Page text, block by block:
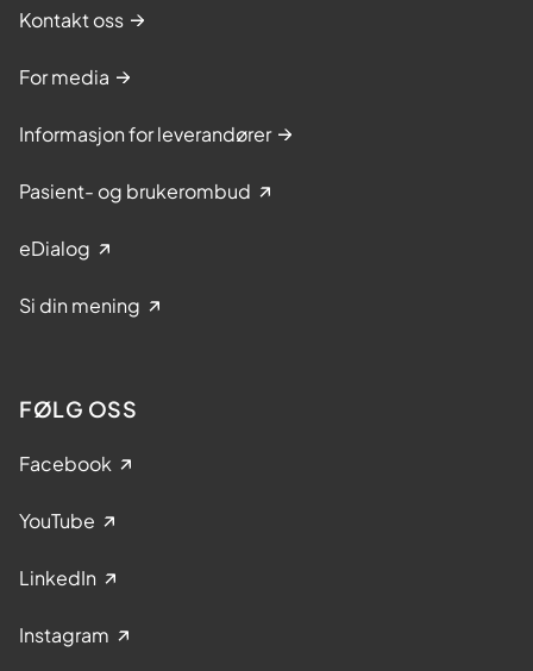
Kontakt oss
For media
Informasjon for leverandører
Pasient- og brukerombud
eDialog
Si din mening
FØLG OSS
Facebook
YouTube
LinkedIn
Instagram